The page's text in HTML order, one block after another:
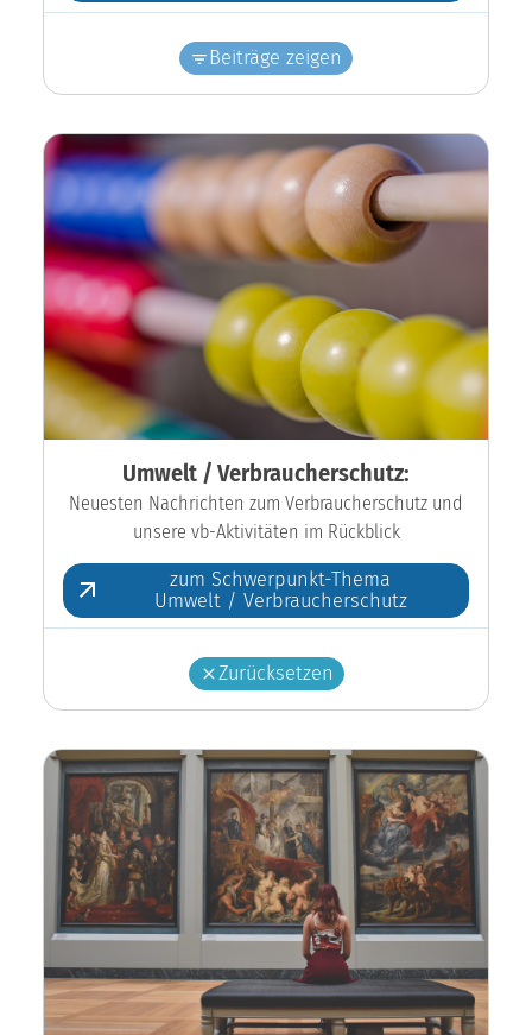
Beiträge zeigen
Umwelt / Verbraucherschutz:
Neuesten Nachrichten zum Verbraucherschutz und
unsere vb-Aktivitäten im Rückblick
zum Schwerpunkt-Thema
Umwelt / Verbraucherschutz
Zurücksetzen